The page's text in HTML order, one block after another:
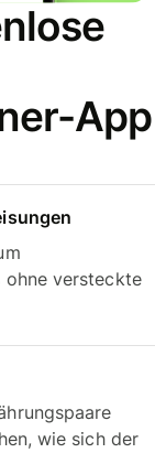
App
ohne versteckte
wie sich der